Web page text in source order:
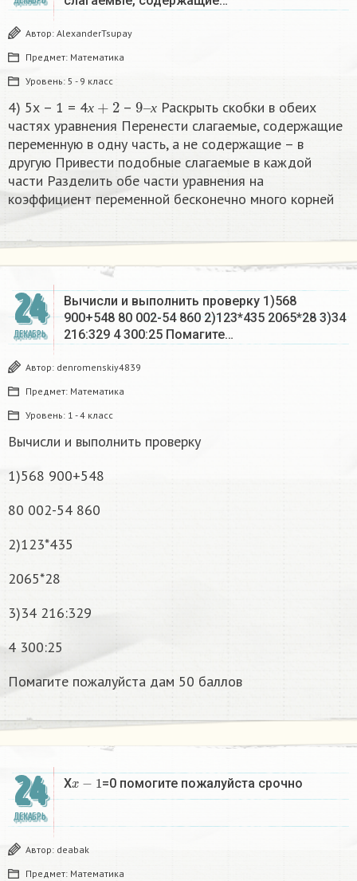
Автор: AlexanderTsupay
Предмет: Математика
Уровень: 5 - 9 класс
4) 5х – 1 = 4х – х
9
х
Раскрыть скобки в обеих
частях уравнения Перенести слагаемые, содержащие
переменную в одну часть, а не содержащие – в
другую Привести подобные слагаемые в каждой
части Разделить обе части уравнения на
коэффициент переменной бесконечно много корней​
24
ДЕКАБРЬ
Вычисли и выполнить проверку 1)568
900+548 80 002-54 860 2)123*435 2065*28 3)34
216:329 4 300:25 Помагите…
Автор: denromenskiy4839
Предмет: Математика
Уровень: 1 - 4 класс
Вычисли и выполнить проверку
1)568 900+548
80 002-54 860
2)123*435
2065*28
3)34 216:329
4 300:25
Помагите пожалуйста дам 50 баллов
24
ДЕКАБРЬ
Xx−1 =0 помогите пожалуйста срочно
Автор: deabak
Предмет: Математика